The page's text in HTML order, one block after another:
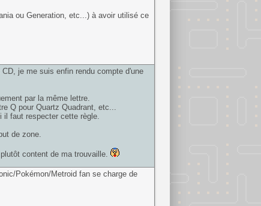
ou Generation, etc...) à avoir utilisé ce
je me suis enfin rendu compte d'une
par la même lettre.
Q pour Quartz Quadrant, etc...
il faut respecter cette règle.
de zone.
content de ma trouvaille.
Pokémon/Metroid fan se charge de